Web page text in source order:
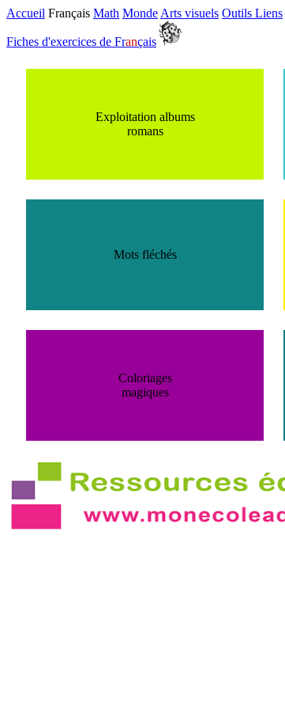
Accueil Français Math Monde Arts visuels Outils Liens
Fiches d'exercices de Français
Exploitation albums
romans
Mots fléchés
Coloriages
magiques